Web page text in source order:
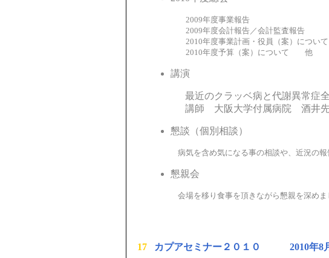
2009年度事業報告
2009年度会計報告／会計監査報告
2010年度事業計画・役員（案）について
2010年度予算（案）について 他
講演
最近のクラッベ病と代謝異常症全
講師 大阪大学付属病院 酒井先
懇談（個別相談）
病気を含め気になる事の相談や、近況の報告
懇親会
会場を移り食事を頂きながら懇親を深めま
17 カプアセミナー２０１０ 2010年8